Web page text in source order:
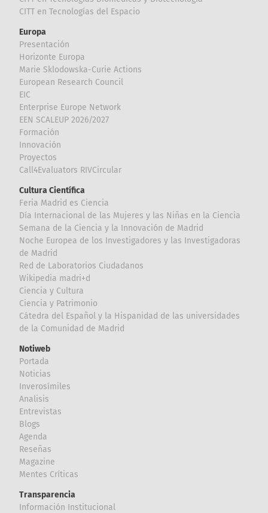
CITT en Tecnologías del Espacio
Europa
Presentación
Horizonte Europa
Marie Sklodowska-Curie Actions
European Research Council
EIC
Enterprise Europe Network
EEN SCALEUP 2026/2027
Formación
Innovación
Proyectos
Call4Evaluators RIVCircular
Cultura Científica
Feria Madrid es Ciencia
Día Internacional de las Mujeres y las Niñas en la Ciencia
Semana de la Ciencia y la Innovación de Madrid
Noche Europea de los Investigadores y las Investigadoras
de Madrid
Red de Laboratorios Ciudadanos
Wikipedia madri+d
Ciencia y Cultura
Ciencia y Patrimonio
Cátedra del Español y la Hispanidad de las universidades
de la Comunidad de Madrid
Notiweb
Portada
Noticias
Inverosímiles
Analisis
Entrevistas
Blogs
Agenda
Reseñas
Magazine
Mentes Críticas
Transparencia
Información Institucional